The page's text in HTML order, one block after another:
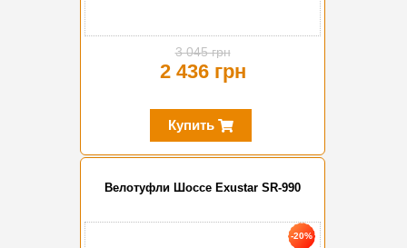
3 045 грн
2 436 грн
Купить
Велотуфли Шоссе Exustar SR-990
-20%